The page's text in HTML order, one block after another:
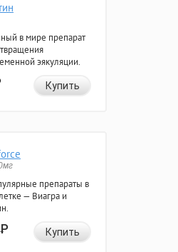
в мире препарат
эякуляции.
Купить
препараты в
— Виагра и
Р Купить